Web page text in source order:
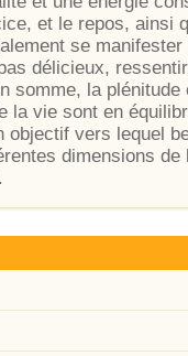
et le repos, ainsi
se
délicieux,
somme, la plénitude
vie sont en
objectif vers lequel
dimensions